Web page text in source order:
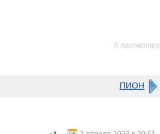
0
ПИОН